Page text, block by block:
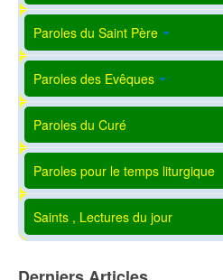
Paroles du Saint Père
Paroles des Evêques
Paroles du Curé
Paroles pour le temps liturgique
Saints , Lectures du jour